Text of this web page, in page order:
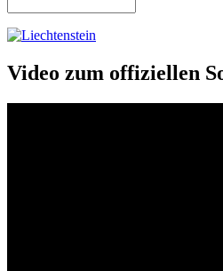
Suchformular
Video zum offiziellen